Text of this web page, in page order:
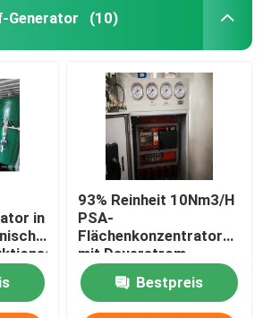
Generator (10)
in
93% Reinheit 10Nm3/H
PSA-
Flächenkonzentrator
mit Dauerstrom
Bestpreis